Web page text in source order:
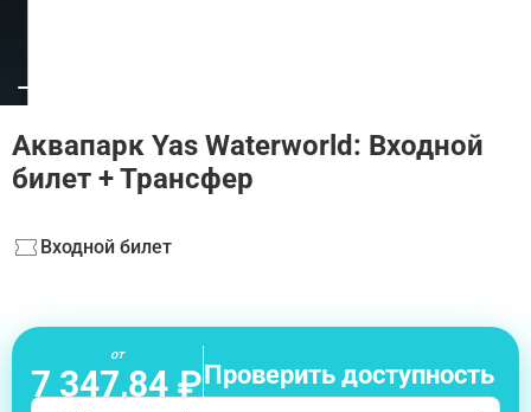
Аквапарк Yas Waterworld: Входной
билет + Трансфер
Входной билет
от
7 347,84 ₽ Проверить доступность